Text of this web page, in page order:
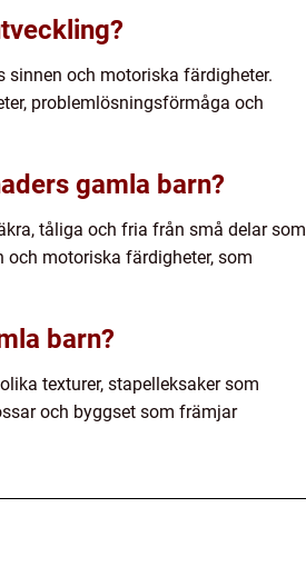
sinnen och motoriska färdigheter.
problemlösningsförmåga och
gamla barn?
tåliga och fria från små delar som
och motoriska färdigheter, som
barn?
texturer, stapelleksaker som
och byggset som främjar